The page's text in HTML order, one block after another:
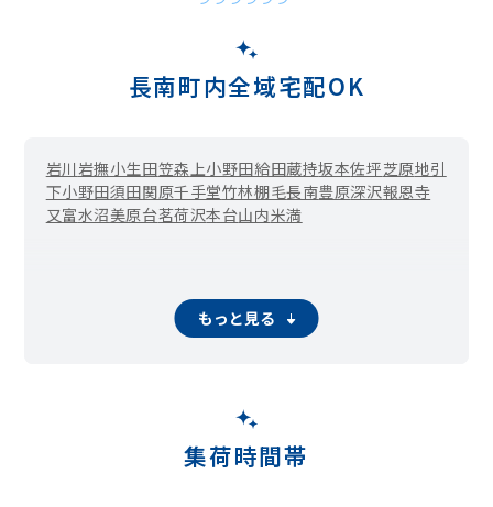
長南町内全域宅配OK
岩川岩撫小生田笠森 上小野田給田蔵持坂本佐坪芝原地引
下小野田須田関原千手堂竹林棚毛長南豊原深沢報恩寺
又富水沼美原台茗荷沢本台山内米満
もっと見る
集荷時間帯